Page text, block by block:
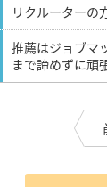
リクルーターの
推薦はジョブマ
まで諦めずに頑